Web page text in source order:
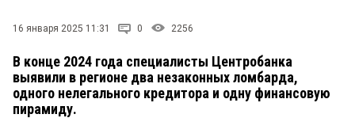
16 января 2025 11:31 0 2256
В конце 2024 года специалисты Центробанка
выявили в регионе два незаконных ломбарда,
одного нелегального кредитора и одну финансовую
пирамиду.